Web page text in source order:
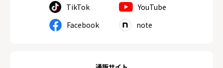
TikTok
YouTube
Facebook
note